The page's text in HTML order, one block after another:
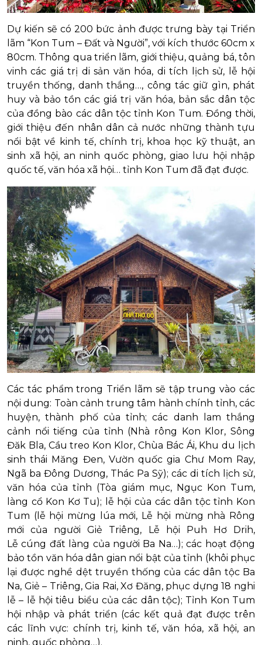
Dự kiến sẽ có 200 bức ảnh được trưng bày tại Triển
lãm “Kon Tum – Đất và Người”, với kích thước 60cm x
80cm. Thông qua triển lãm, giới thiệu, quảng bá, tôn
vinh các giá trị di sản văn hóa, di tích lịch sử, lễ hội
truyền thống, danh thắng…, công tác giữ gìn, phát
huy và bảo tồn các giá trị văn hóa, bản sắc dân tộc
của đồng bào các dân tộc tỉnh Kon Tum. Đồng thời,
giới thiệu đến nhân dân cả nước những thành tựu
nổi bật về kinh tế, chính trị, khoa học kỹ thuật, an
sinh xã hội, an ninh quốc phòng, giao lưu hội nhập
quốc tế, văn hóa xã hội… tỉnh Kon Tum đã đạt được.
Các tác phẩm trong Triển lãm sẽ tập trung vào các
nội dung: Toàn cảnh trung tâm hành chính tỉnh, các
huyện, thành phố của tỉnh; các danh lam thắng
cảnh nổi tiếng của tỉnh (Nhà rông Kon Klor, Sông
Đăk Bla, Cầu treo Kon Klor, Chùa Bác Ái, Khu du lịch
sinh thái Măng Đen, Vườn quốc gia Chư Mom Ray,
Ngã ba Đông Dương, Thác Pa Sỹ); các di tích lịch sử,
văn hóa của tỉnh (Tòa giám mục, Ngục Kon Tum,
làng cổ Kon Kơ Tu); lễ hội của các dân tộc tỉnh Kon
Tum (lễ hội mừng lúa mới, Lễ hội mừng nhà Rông
mới của người Giẻ Triêng, Lễ hội Puh Hơ Drih,
Lễ cúng đất làng của người Ba Na…); các hoạt động
bảo tồn văn hóa dân gian nổi bật của tỉnh (khôi phục
lại được nghề dệt truyền thống của các dân tộc Ba
Na, Giẻ – Triêng, Gia Rai, Xơ Đăng, phục dựng 18 nghi
lễ – lễ hội tiêu biểu của các dân tộc); Tỉnh Kon Tum
hội nhập và phát triển (các kết quả đạt được trên
các lĩnh vực: chính trị, kinh tế, văn hóa, xã hội, an
ninh, quốc phòng…).